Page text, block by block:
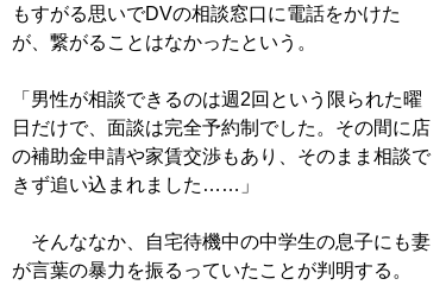
もすがる思いでDVの相談窓口に電話をかけた
が、繋がることはなかったという。
「男性が相談できるのは週2回という限られた曜
日だけで、面談は完全予約制でした。その間に店
の補助金申請や家賃交渉もあり、そのまま相談で
きず追い込まれました……」
そんななか、自宅待機中の中学生の息子にも妻
が言葉の暴力を振るっていたことが判明する。